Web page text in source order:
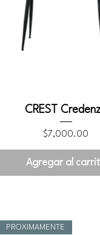
CREST
Precio
$7,000.00
Agregar al
PROXIMAMENTE